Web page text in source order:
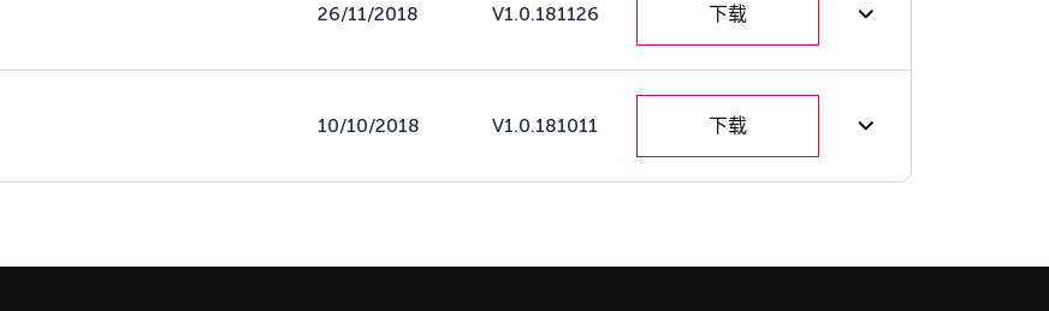
26/11/2018 V1.0.181126 下载
10/10/2018 V1.0.181011 下载